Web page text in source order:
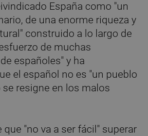
España como "un
de una enorme riqueza y
construido a lo largo de
de muchas
españoles" y ha
el español no es "un pueblo
se resigne en los malos
que "no va a ser fácil" superar